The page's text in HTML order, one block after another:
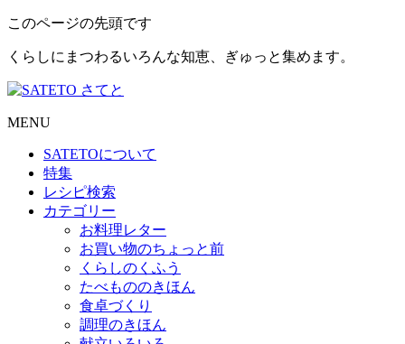
このページの先頭です
くらしにまつわるいろんな知恵、ぎゅっと集めます。
MENU
SATETOについて
特集
レシピ検索
カテゴリー
お料理レター
お買い物のちょっと前
くらしのくふう
たべもののきほん
食卓づくり
調理のきほん